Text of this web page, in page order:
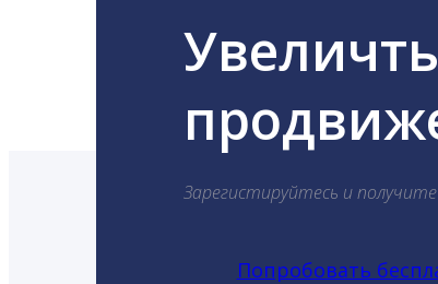
Зарегистируйтесь и
Попробовать